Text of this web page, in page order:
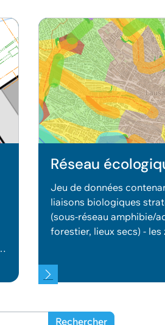
Réseau
Jeu de données contenant :
liaisons biologiques
(sous-réseau amphibie/
forestier, lieux secs) - les
Rechercher